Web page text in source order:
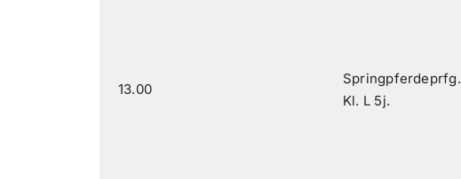
13.00
Springpferdeprfg.
Kl. L 5j.